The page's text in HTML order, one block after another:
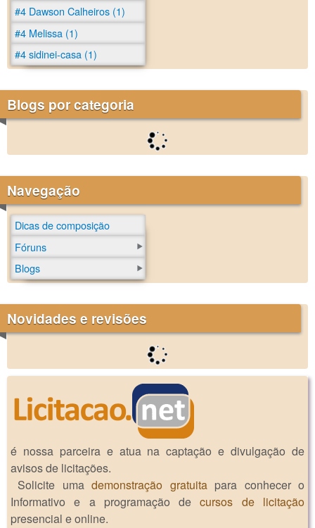
#4 Dawson Calheiros (1)
#4 Melissa (1)
#4 sidinei-casa (1)
Blogs por categoria
Navegação
Dicas de composição
Fóruns
Blogs
Novidades e revisões
é nossa parceira e atua na captação e divulgação de
avisos de licitações.
Solicite umademonstração gratuitapara conhecer o
Informativo e a programação decursos de licitação
presencial e online.